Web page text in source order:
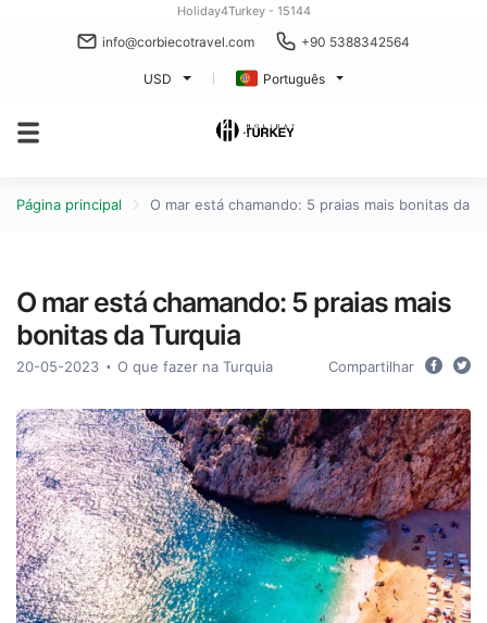
Holiday4Turkey - 15144
info@corbiecotravel.com +90 5388342564
USD Português
Página principal O mar está chamando: 5 praias mais bonitas da
O mar está chamando: 5 praias mais
bonitas da Turquia
20-05-2023 O que fazer na Turquia Compartilhar